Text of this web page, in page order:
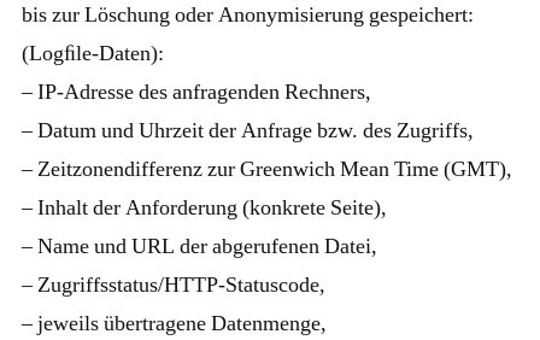
bis zur Löschung oder Anonymisierung gespeichert:
(Logﬁle-Daten):
– IP-Adresse des anfragenden Rechners,
– Datum und Uhrzeit der Anfrage bzw. des Zugriffs,
– Zeitzonendifferenz zur Greenwich Mean Time (GMT),
– Inhalt der Anforderung (konkrete Seite),
– Name und URL der abgerufenen Datei,
– Zugriffsstatus/HTTP-Statuscode,
– jeweils übertragene Datenmenge,